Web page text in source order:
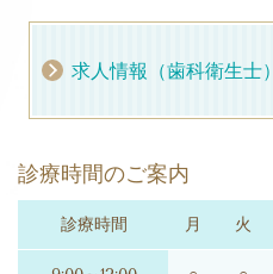
求人情報（歯科衛生士）
診療時間のご案内
診療時間 月 火